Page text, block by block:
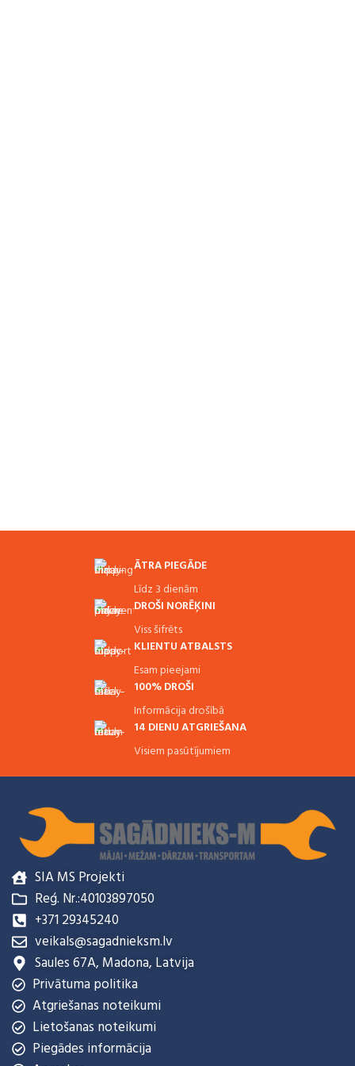
ĀTRA PIEGĀDE
Līdz 3 dienām
DROŠI NORĒĶINI
Viss šifrēts
KLIENTU ATBALSTS
Esam pieejami
100% DROŠI
Informācija drošībā
14 DIENU ATGRIEŠANA
Visiem pasūtījumiem
SIA MS Projekti
Reģ. Nr.:40103897050
+371 29345240
veikals@sagadnieksm.lv
Saules 67A, Madona, Latvija
Privātuma politika
Atgriešanas noteikumi
Lietošanas noteikumi
Piegādes informācija